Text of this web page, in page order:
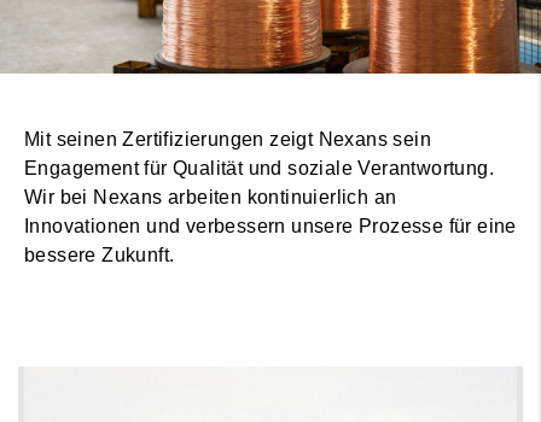
Mit seinen Zertifizierungen zeigt Nexans sein
Engagement für Qualität und soziale Verantwortung.
Wir bei Nexans arbeiten kontinuierlich an
Innovationen und verbessern unsere Prozesse für eine
bessere Zukunft.